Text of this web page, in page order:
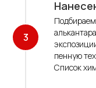
пенную
Список